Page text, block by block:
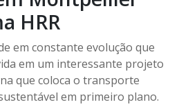
HRR
em constante evolução que
em um interessante projeto
que coloca o transporte
em primeiro plano.